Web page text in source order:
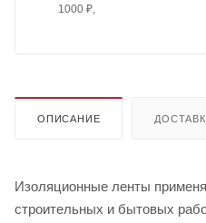
1000 ₽,
ОПИСАНИЕ
Изоляционные ленты
строительных и бытовых